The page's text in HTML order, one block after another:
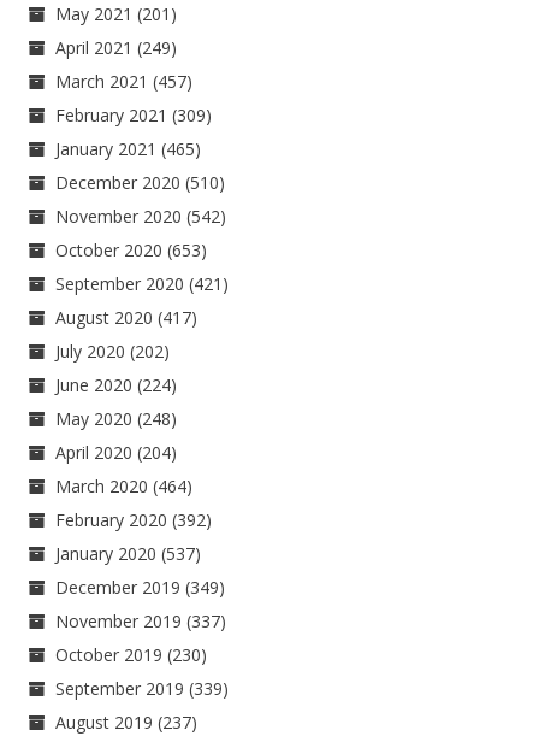
May 2021 (201)
April 2021 (249)
March 2021 (457)
February 2021 (309)
January 2021 (465)
December 2020 (510)
November 2020 (542)
October 2020 (653)
September 2020 (421)
August 2020 (417)
July 2020 (202)
June 2020 (224)
May 2020 (248)
April 2020 (204)
March 2020 (464)
February 2020 (392)
January 2020 (537)
December 2019 (349)
November 2019 (337)
October 2019 (230)
September 2019 (339)
August 2019 (237)